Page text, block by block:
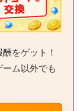
をゲット！
ム以外でも